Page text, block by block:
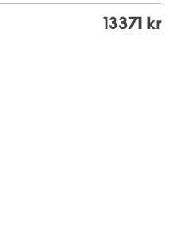
13371 kr